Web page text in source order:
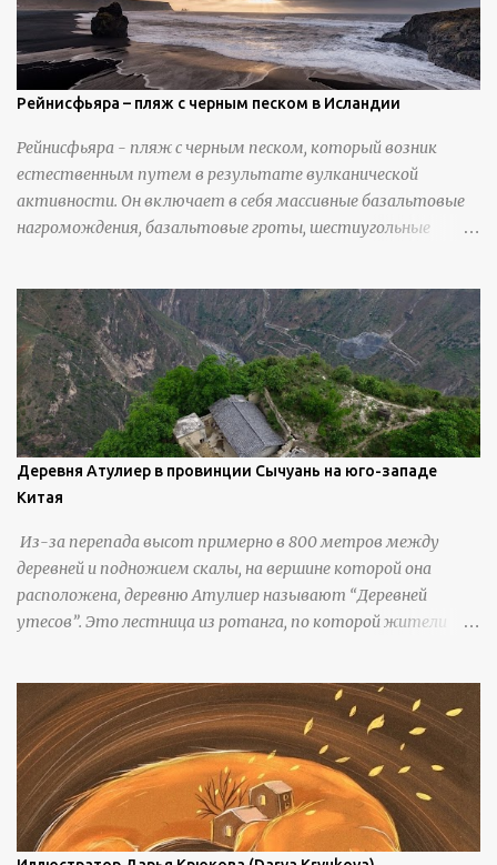
Рейнисфьяра – пляж с черным песком в Исландии
Рейнисфьяра - пляж с черным песком, который возник
естественным путем в результате вулканической
активности. Он включает в себя массивные базальтовые
нагромождения, базальтовые гроты, шестиугольные
Деревня Атулиер в провинции Сычуань на юго-западе
Китая
Из-за перепада высот примерно в 800 метров между
деревней и подножием скалы, на вершине которой она
расположена, деревню Атулиер называют “Деревней
утесов”. Это лестница из ротанга, по которой жители
стальными лестницами с защитными перилами, и
передвижение детей и жителей деревни было улучшено.
Подъем от подножия горы до вершины занимает до 4
часов. По словам местных жителей, их предки мигрировали
в деревню, поскольку обнаружили, что в этом месте
приятный климат и природная среда, подходящие для